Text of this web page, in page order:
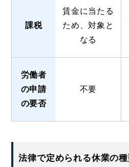
課税
賃金に当たる
ため、対象と
なる
労働者
の申請
の要否
不要
法律で定められる休業の